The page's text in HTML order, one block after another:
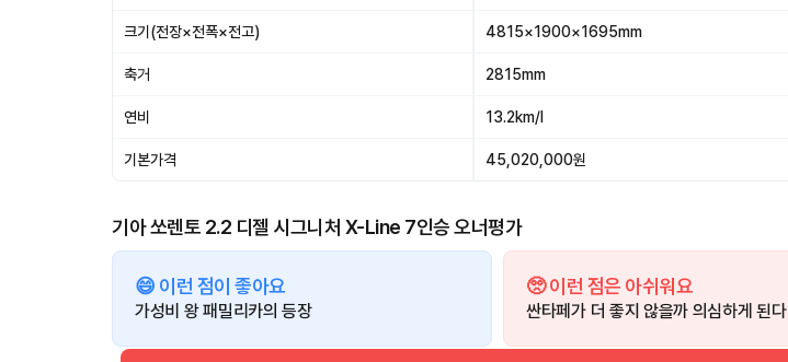
크기(전장×전폭×전고) 4815×1900×1695mm
축거 2815mm
연비 13.2km/l
기본가격 45,020,000원
기아 쏘렌토 2.2 디젤 시그니처 X-Line 7인승 오너평가
😄 이런 점이 좋아요
가성비 왕 패밀리카의 등장
🥺 이런 점은 아쉬워요
싼타페가 더 좋지 않을까 의심하게 된다